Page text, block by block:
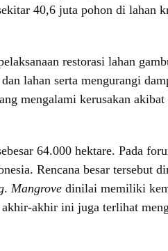
40,6 juta pohon di lahan
restorasi lahan
lahan serta mengurangi
mengalami kerusakan
64.000 hektare. Pada
Rencana besar tersebut
. Mangrove dinilai memiliki
akhir ini juga terlihat